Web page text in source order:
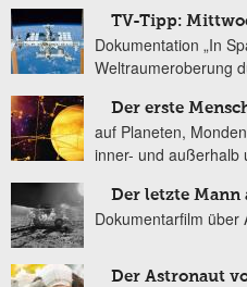
TV-Tipp:
Dokumentation „In
Weltraumeroberung
Der erste
auf Planeten,
inner- und außerhalb
Der letzte Mann
Dokumentarfilm über
Der Astronaut